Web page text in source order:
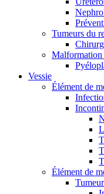
Tumeurs du
Malformation
Vessie
Élément de
Élément de